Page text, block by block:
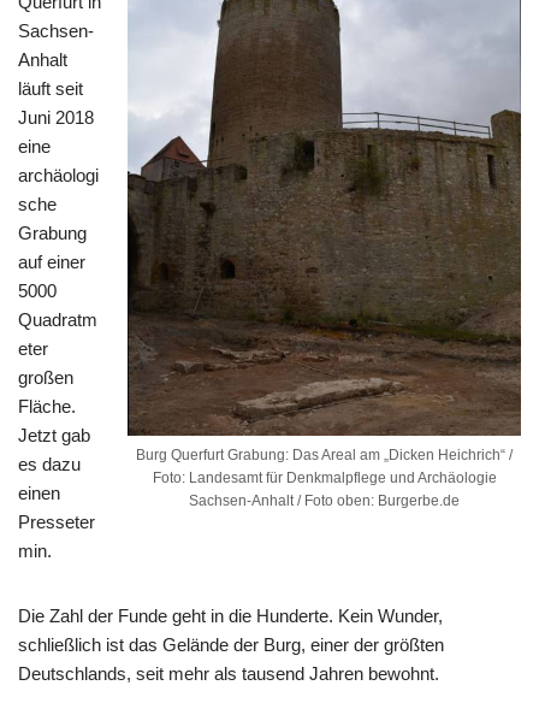
Burg Querfurt Grabung: Das Areal am „Dicken Heichrich“ /
Foto: Landesamt für Denkmalpflege und Archäologie
Sachsen-Anhalt / Foto oben: Burgerbe.de
Sachsen-
Anhalt
läuft seit
Juni 2018
eine
archäologi
sche
Grabung
auf einer
5000
Quadratm
eter
großen
Fläche.
Jetzt gab
es dazu
einen
Presseter
min.
Die Zahl der Funde geht in die Hunderte. Kein Wunder,
schließlich ist das Gelände der Burg, einer der größten
Deutschlands, seit mehr als tausend Jahren bewohnt.